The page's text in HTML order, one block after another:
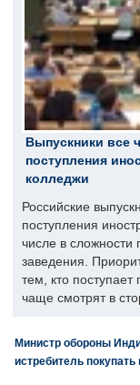
Выпускники все
поступления
колледжи
Российские
поступления
числе в сложности
заведения.
тем, кто поступает
чаще смотрят в
Министр обороны
истребитель